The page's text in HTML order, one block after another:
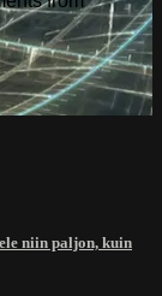
niin paljon, kuin